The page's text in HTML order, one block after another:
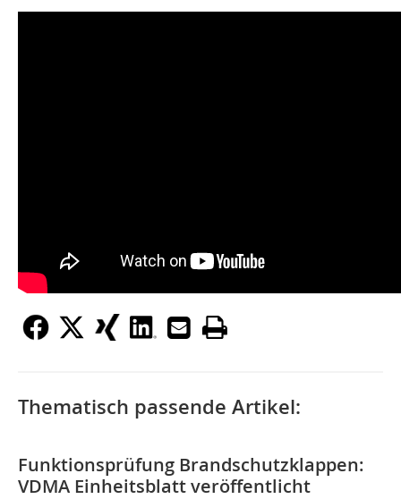
Thematisch passende Artikel:
Funktionsprüfung Brandschutzklappen:
VDMA Einheitsblatt veröffentlicht